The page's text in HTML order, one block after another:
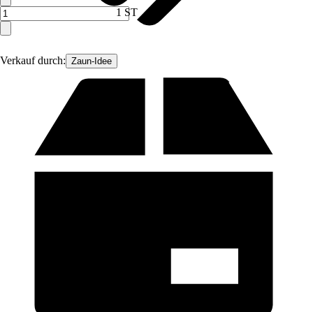
Verkauf durch: Zaun-Idee
1 ST